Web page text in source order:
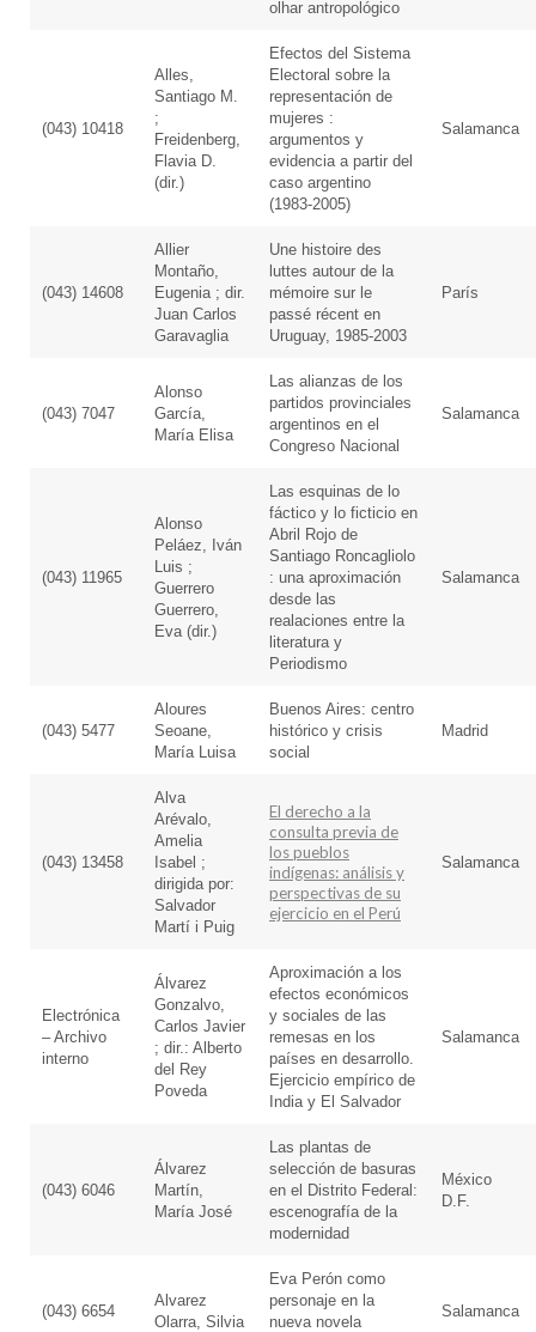
olhar antropológico
(043) 10418
Alles,
Santiago M.
;
Freidenberg,
Flavia D.
(dir.)
Efectos del Sistema
Electoral sobre la
representación de
mujeres :
argumentos y
evidencia a partir del
caso argentino
(1983-2005)
Salamanca
(043) 14608
Allier
Montaño,
Eugenia ; dir.
Juan Carlos
Garavaglia
Une histoire des
luttes autour de la
mémoire sur le
passé récent en
Uruguay, 1985-2003
París
(043) 7047
Alonso
García,
María Elisa
Las alianzas de los
partidos provinciales
argentinos en el
Congreso Nacional
Salamanca
(043) 11965
Alonso
Peláez, Iván
Luis ;
Guerrero
Guerrero,
Eva (dir.)
Las esquinas de lo
fáctico y lo ficticio en
Abril Rojo de
Santiago Roncagliolo
: una aproximación
desde las
realaciones entre la
literatura y
Periodismo
Salamanca
(043) 5477
Aloures
Seoane,
María Luisa
Buenos Aires: centro
histórico y crisis
social
Madrid
(043) 13458
Alva
Arévalo,
Amelia
Isabel ;
dirigida por:
Salvador
Martí i Puig
El derecho a la
consulta previa de
los pueblos
indígenas: análisis y
perspectivas de su
ejercicio en el Perú
Salamanca
Electrónica
– Archivo
interno
Álvarez
Gonzalvo,
Carlos Javier
; dir.: Alberto
del Rey
Poveda
Aproximación a los
efectos económicos
y sociales de las
remesas en los
países en desarrollo.
Ejercicio empírico de
India y El Salvador
Salamanca
(043) 6046
Álvarez
Martín,
María José
Las plantas de
selección de basuras
en el Distrito Federal:
escenografía de la
modernidad
México
D.F.
(043) 6654
Alvarez
Olarra, Silvia
Eva Perón como
personaje en la
nueva novela
Salamanca